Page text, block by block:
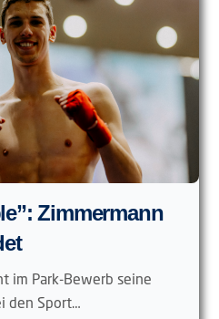
Zimmermann
im Park-Bewerb seine
den Sport…